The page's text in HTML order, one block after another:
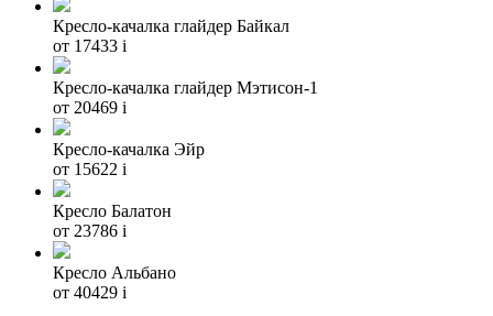
Кресло-качалка глайдер Байкал
от 17433 i
Кресло-качалка глайдер Мэтисон-1
от 20469 i
Кресло-качалка Эйр
от 15622 i
Кресло Балатон
от 23786 i
Кресло Альбано
от 40429 i